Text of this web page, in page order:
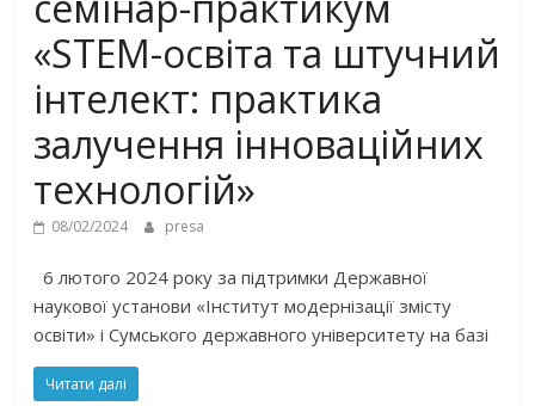
«STEM-освіта та штучний
інтелект: практика
залучення інноваційних
технологій»
08/02/2024 presa
6 лютого 2024 року за підтримки Державної
наукової установи «Інститут модернізації змісту
освіти» і Сумського державного університету на базі
Читати далі